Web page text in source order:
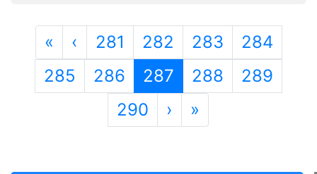
« 第一頁
‹ 上一頁
281 282 283
284
285
286 287(目前頁次)
288
289
290
› 下一頁
»